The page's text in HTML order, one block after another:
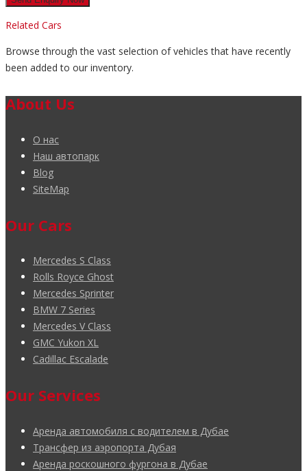
Related Cars
Browse through the vast selection of vehicles that have recently
been added to our inventory.
About Us
О нас
Наш автопарк
Blog
SiteMap
Our Cars
Mercedes S Class
Rolls Royce Ghost
Mercedes Sprinter
BMW 7 Series
Mercedes V Class
GMC Yukon XL
Cadillac Escalade
Our Services
Аренда автомобиля с водителем в Дубае
Трансфер из аэропорта Дубая
Аренда роскошного фургона в Дубае